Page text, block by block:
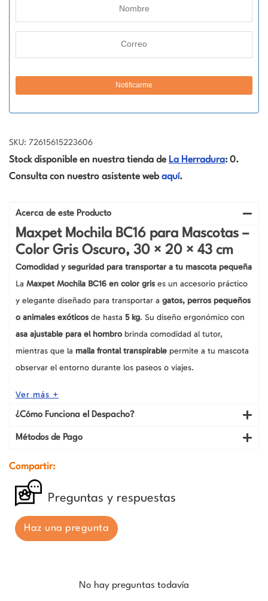
SKU: 72615615223606
Stock disponible en nuestra tienda de La Herradura: 0.
Consulta con nuestro asistente web aquí.
Acerca de este Producto
Maxpet Mochila BC16 para Mascotas –
Color Gris Oscuro, 30 × 20 × 43 cm
Comodidad y seguridad para transportar a tu mascota pequeña
La Maxpet Mochila BC16 en color gris es un accesorio práctico
y elegante diseñado para transportar a gatos, perros pequeños
o animales exóticos de hasta 5 kg. Su diseño ergonómico con
asa ajustable para el hombro brinda comodidad al tutor,
mientras que la malla frontal transpirable permite a tu mascota
observar el entorno durante los paseos o viajes.
Ver más +
¿Cómo Funciona el Despacho?
Métodos de Pago
Compartir:
Preguntas y respuestas
Haz una pregunta
No hay preguntas todavía